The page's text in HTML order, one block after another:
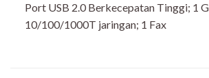
Port USB 2.0 Berkecepatan Tinggi; 1
10/100/1000T jaringan; 1 Fax